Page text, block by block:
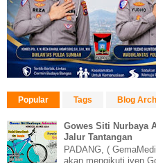
Popular Tags Blog
Gowes Siti Nurbaya
Jalur Tantangan
PADANG, (
akan mengikuti iven